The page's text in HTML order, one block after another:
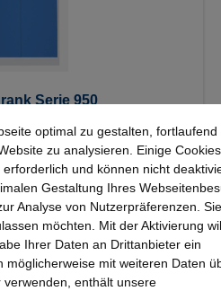
Serie 950
optimal zu gestalten, fortlaufend
zu analysieren. Einige
und können nicht
Gestaltung Ihres
Analyse von Nutzerpräferenzen.
möchten. Mit der Aktivierung
Ihrer Daten an Drittanbieter ein
mit weiteren Daten
enthält unsere